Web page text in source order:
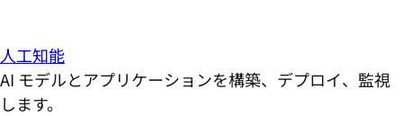
人工知能
AI モデルとアプリケーションを構築、デプロイ、監視
します。